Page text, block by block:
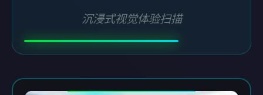
沉浸式视觉体验扫描